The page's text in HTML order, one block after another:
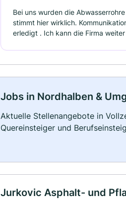
Bei uns wurden die
stimmt hier wirklich.
erledigt . Ich kann die Firma
Jobs in Nordhalben &
Aktuelle Stellenangebote in
Quereinsteiger und
Jurkovic Asphalt- und